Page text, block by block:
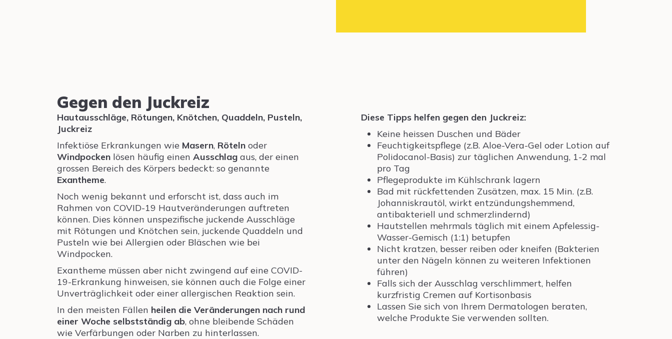
Gegen den Juckreiz
Hautausschläge, Rötungen, Knötchen, Quaddeln, Pusteln,
Juckreiz
Infektiöse Erkrankungen wie Masern, Röteln oder
Windpocken lösen häufig einen Ausschlag aus, der einen
grossen Bereich des Körpers bedeckt: so genannte
Exantheme.
Noch wenig bekannt und erforscht ist, dass auch im
Rahmen von COVID-19 Hautveränderungen auftreten
können. Dies können unspezifische juckende Ausschläge
mit Rötungen und Knötchen sein, juckende Quaddeln und
Pusteln wie bei Allergien oder Bläschen wie bei
Windpocken.
Exantheme müssen aber nicht zwingend auf eine COVID-
19-Erkrankung hinweisen, sie können auch die Folge einer
Unverträglichkeit oder einer allergischen Reaktion sein.
In den meisten Fällen heilen die Veränderungen nach rund
einer Woche selbstständig ab, ohne bleibende Schäden
wie Verfärbungen oder Narben zu hinterlassen.
Diese Tipps helfen gegen den Juckreiz:
Keine heissen Duschen und Bäder
Feuchtigkeitspflege (z.B. Aloe-Vera-Gel oder Lotion auf
Polidocanol-Basis) zur täglichen Anwendung, 1-2 mal
pro Tag
Pflegeprodukte im Kühlschrank lagern
Bad mit rückfettenden Zusätzen, max. 15 Min. (z.B.
Johanniskrautöl, wirkt entzündungshemmend,
antibakteriell und schmerzlindernd)
Hautstellen mehrmals täglich mit einem Apfelessig-
Wasser-Gemisch (1:1) betupfen
Nicht kratzen, besser reiben oder kneifen (Bakterien
unter den Nägeln können zu weiteren Infektionen
führen)
Falls sich der Ausschlag verschlimmert, helfen
kurzfristig Cremen auf Kortisonbasis
Lassen Sie sich von Ihrem Dermatologen beraten,
welche Produkte Sie verwenden sollten.